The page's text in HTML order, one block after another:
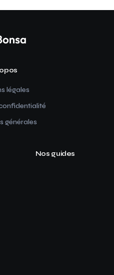
légales
générales
Nos guides